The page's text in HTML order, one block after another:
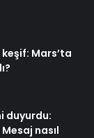
Mars’ta
duyurdu:
nasıl